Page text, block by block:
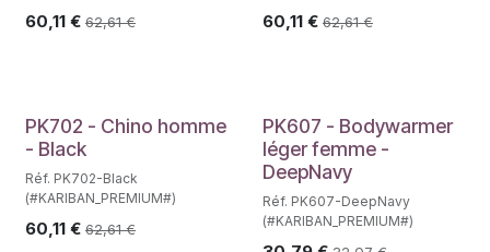
60,11 € 62,61€ 60,11€ 62,61€
PK702 - Chino homme
- Black
Réf. PK702-Black
(#KARIBAN_PREMIUM#)
60,11 € 62,61€
PK607 - Bodywarmer
léger femme -
DeepNavy
Réf. PK607-DeepNavy
(#KARIBAN_PREMIUM#)